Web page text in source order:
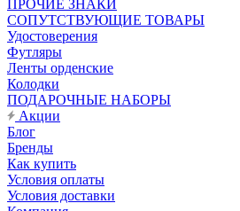
ПРОЧИЕ ЗНАКИ
СОПУТСТВУЮЩИЕ ТОВАРЫ
Удостоверения
Футляры
Ленты орденские
Колодки
ПОДАРОЧНЫЕ НАБОРЫ
Акции
Блог
Бренды
Как купить
Условия оплаты
Условия доставки